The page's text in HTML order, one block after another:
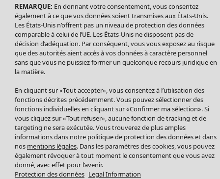
Jupes
Manteaux & vestes
Leggings et collants
Accessoires
Chaussures
Vêtements de bain
Basics
Soldes Mobilier
Bonnes affaires déco
Décoration
Textiles
Tapis
Éponge
REMARQUE: En donnant votre consentement, vous consentez
également à ce que vos données soient transmises aux États-Unis.
Les États-Unis n’offrent pas un niveau de protection des données
comparable à celui de l’UE. Les États-Unis ne disposent pas de
décision d’adéquation. Par conséquent, vous vous exposez au risque
que des autorités aient accès à vos données à caractère personnel
sans que vous ne puissiez former un quelconque recours juridique en
la matière.
En cliquant sur «Tout accepter», vous consentez à l’utilisation des
fonctions décrites précédemment. Vous pouvez sélectionner des
fonctions individuelles en cliquant sur «Confirmer ma sélection». Si
vous cliquez sur «Tout refuser», aucune fonction de tracking et de
targeting ne sera exécutée. Vous trouverez de plus amples
informations dans notre politique de protection des données et dans
nos mentions légales. Dans les paramètres des cookies, vous pouvez
également révoquer à tout moment le consentement que vous avez
donné, avec effet pour l’avenir.
Protection des données Legal Information